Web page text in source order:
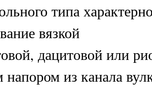
типа
вязкой
дацитовой или
из канала